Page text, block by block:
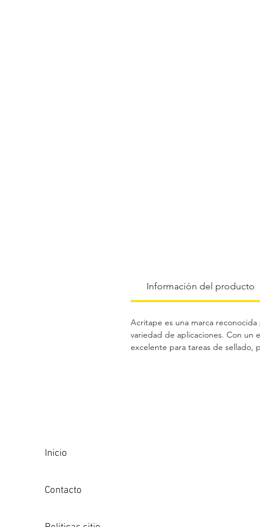
Información del producto
Acritape es una marca
variedad de aplicaciones. Con un
excelente para tareas de sellado,
Inicio
Contacto